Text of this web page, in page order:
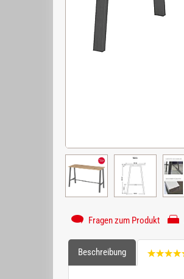
Fragen zum Produkt
Beschreibung